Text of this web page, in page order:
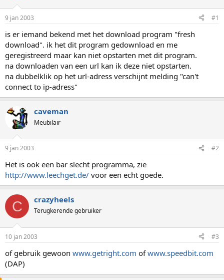
s
t
a
r
t
e
r
m
9 jan 2003 #1
is er iemand bekend met het download program "fresh
download". ik het dit program gedownload en me
geregistreerd maar kan niet opstarten met dit program.
na downloaden van een url kan ik deze niet opstarten.
na dubbelklik op het url-adress verschijnt melding "can't
connect to ip-adress"
caveman
Meubilair
9 jan 2003 #2
Het is ook een bar slecht programma, zie
http://www.leechget.de/ voor een echt goede.
C crazyheels
Terugkerende gebruiker
10 jan 2003 #3
of gebruik gewoon www.getright.com ofwww.speedbit.com
(DAP)